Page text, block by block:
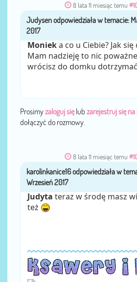
8 lata 11 miesiąc temu
przezJudysen
Monieka co u Ciebie? Jak
Mam nadzieję to nic
wrócisz do domku
Prosimyzaloguj sięlub zarejestruj się
dołączyć do rozmowy.
8 lata 11 miesiąc temu
przez
Judyta teraz w środę masz
też